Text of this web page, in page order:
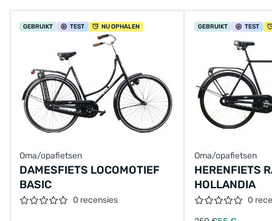
GEBRUIKT TEST NU OPHALEN
Oma/opafietsen
DAMESFIETS LOCOMOTIEF
BASIC
0 recensies
GEBRUIKT TEST
Oma/opafietsen
HERENFIETS
HOLLANDIA
0